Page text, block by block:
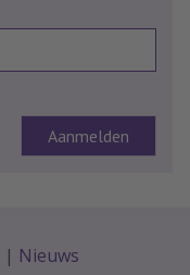
| Nieuws